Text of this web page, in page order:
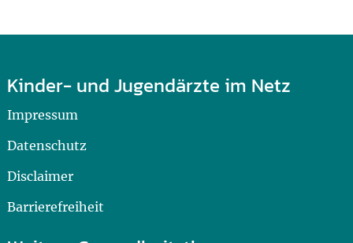
Kinder- und Jugendärzte im Netz
Impressum
Datenschutz
Disclaimer
Barrierefreiheit